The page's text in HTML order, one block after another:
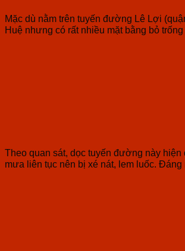
Mặc dù nằm trên tuyến đường Lê Lợi
Huệ nhưng có rất nhiều mặt bằng bỏ
Theo quan sát, dọc tuyến đường này
mưa liên tục nên bị xé nát, lem luốc.